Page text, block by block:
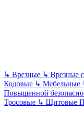
↳ Врезные ↳ Врезные
Кодовые ↳ Мебельные
Повышенной
Тросовые ↳ Щитовые